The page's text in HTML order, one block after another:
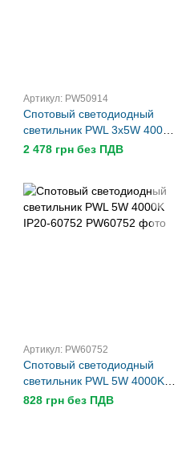
Артикул: PW50914
Спотовый светодиодный
светильник PWL 3x5W 4000K
IP20-50914
2 478 грн без ПДВ
Артикул: PW60752
Спотовый светодиодный
светильник PWL 5W 4000K
IP20-60752
828 грн без ПДВ